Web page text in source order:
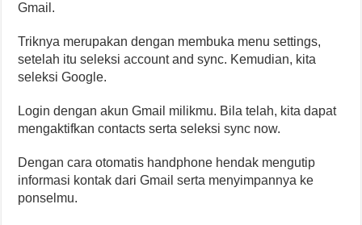
Gmail.
Triknya merupakan dengan membuka menu settings,
setelah itu seleksi account and sync. Kemudian, kita
seleksi Google.
Login dengan akun Gmail milikmu. Bila telah, kita dapat
mengaktifkan contacts serta seleksi sync now.
Dengan cara otomatis handphone hendak mengutip
informasi kontak dari Gmail serta menyimpannya ke
ponselmu.